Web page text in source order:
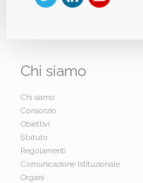
Chi siamo
Chi siamo
Consorzio
Obiettivi
Statuto
Regolamenti
Comunicazione Istituzionale
Organi